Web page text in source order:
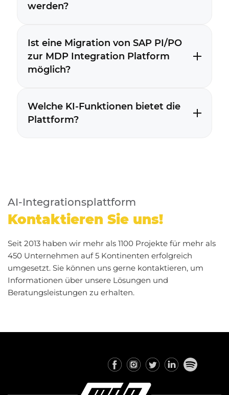
werden?
Ist eine Migration von SAP PI/PO
zur MDP Integration Platform
möglich?
Welche KI-Funktionen bietet die
Plattform?
AI-Integrationsplattform
Kontaktieren Sie uns!
Seit 2013 haben wir mehr als 1100 Projekte für mehr als
450 Unternehmen auf 5 Kontinenten erfolgreich
umgesetzt. Sie können uns gerne kontaktieren, um
Informationen über unsere Lösungen und
Beratungsleistungen zu erhalten.